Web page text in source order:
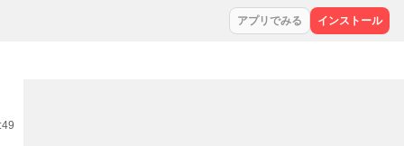
アプリでみる インストール